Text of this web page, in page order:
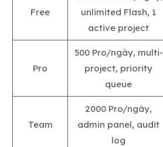
Free
unlimited Flash, 1
active project
Pro
500 Pro/ngày, multi-
project, priority
queue
Team
2000 Pro/ngày,
admin panel, audit
log